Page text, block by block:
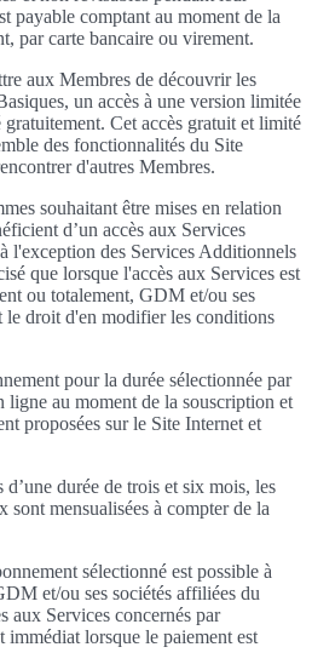
payable comptant au moment de la
par carte bancaire ou virement.
aux Membres de découvrir les
un accès à une version limitée
gratuitement. Cet accès gratuit et limité
des fonctionnalités du Site
d'autres Membres.
souhaitant être mises en relation
d’un accès aux Services
l'exception des Services Additionnels
que lorsque l'accès aux Services est
ou totalement, GDM et/ou ses
le droit d'en modifier les conditions
pour la durée sélectionnée par
au moment de la souscription et
proposées sur le Site Internet et
durée de trois et six mois, les
sont mensualisées à compter de la
sélectionné est possible à
et/ou ses sociétés affiliées du
aux Services concernés par
immédiat lorsque le paiement est